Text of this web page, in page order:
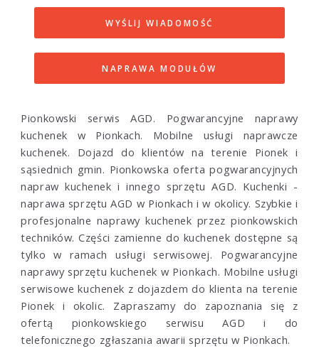
WYŚLIJ WIADOMOŚĆ
NAPRAWA MODUŁÓW
Pionkowski serwis AGD. Pogwarancyjne naprawy
kuchenek w Pionkach. Mobilne usługi naprawcze
kuchenek. Dojazd do klientów na terenie Pionek i
sąsiednich gmin. Pionkowska oferta pogwarancyjnych
napraw kuchenek i innego sprzętu AGD. Kuchenki -
naprawa sprzętu AGD w Pionkach i w okolicy. Szybkie i
profesjonalne naprawy kuchenek przez pionkowskich
techników. Części zamienne do kuchenek dostępne są
tylko w ramach usługi serwisowej. Pogwarancyjne
naprawy sprzętu kuchenek w Pionkach. Mobilne usługi
serwisowe kuchenek z dojazdem do klienta na terenie
Pionek i okolic. Zapraszamy do zapoznania się z
ofertą pionkowskiego serwisu AGD i do
telefonicznego zgłaszania awarii sprzętu w Pionkach.